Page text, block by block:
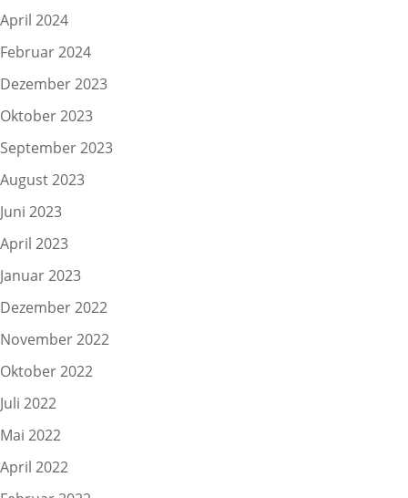
April 2024
Februar 2024
Dezember 2023
Oktober 2023
September 2023
August 2023
Juni 2023
April 2023
Januar 2023
Dezember 2022
November 2022
Oktober 2022
Juli 2022
Mai 2022
April 2022